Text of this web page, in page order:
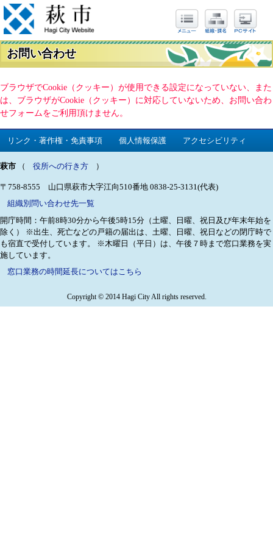
お問い合わせ
ブラウザでCookie（クッキー）が使用できる設定になっていない、また
は、ブラウザがCookie（クッキー）に対応していないため、お問い合わ
せフォームをご利用頂けません。
リンク・著作権・免責事項 個人情報保護 アクセシビリティ
萩市 （ 役所への行き方 ）
〒758-8555 山口県萩市大字江向510番地 0838-25-3131(代表)
組織別問い合わせ先一覧
開庁時間：午前8時30分から午後5時15分（土曜、日曜、祝日及び年末年始を
除く）
※出生、死亡などの戸籍の届出は、土曜、日曜、祝日などの閉庁時で
も宿直で受付しています。
※木曜日（平日）は、午後７時まで窓口業務を実
施しています。
窓口業務の時間延長についてはこちら
Copyright © 2014 Hagi City All rights reserved.